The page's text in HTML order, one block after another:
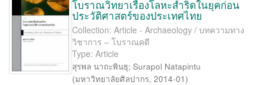
โบราณวิทยาเรื่องโลหะสำริดในยุคก่อน
ประวัติศาสตร์ของประเทศไทย
Collection: Article - Archaeology / บทความทาง
วิชาการ – โบราณคดี
Type: Article
สุรพล นาถะพินธุ;Surapol Natapintu
(มหาวิทยาลัยศิลปากร,2014-01)